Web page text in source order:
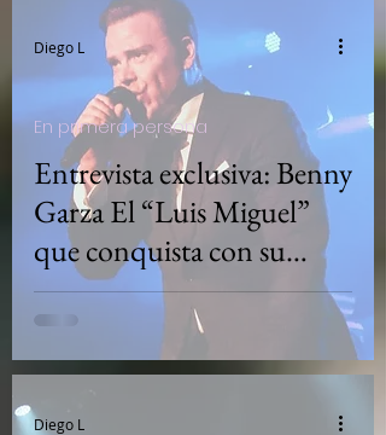
Entrevista exclusiva: Benny
Garza El “Luis Miguel”
que conquista con su
imitación perfecta
En primera persona
Diego L
Diego L